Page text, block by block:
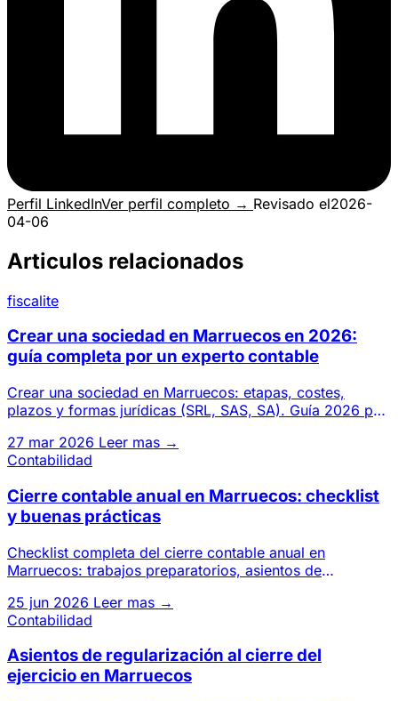
Perfil LinkedInVer perfil completo → Revisado el2026-
04-06
Articulos relacionados
fiscalite
Crear una sociedad en Marruecos en 2026:
guía completa por un experto contable
Crear una sociedad en Marruecos: etapas, costes,
plazos y formas jurídicas (SRL, SAS, SA). Guía 2026 por
27 mar 2026 Leer mas →
Contabilidad
Cierre contable anual en Marruecos: checklist
y buenas prácticas
Checklist completa del cierre contable anual en
Marruecos: trabajos preparatorios, asientos de
25 jun 2026 Leer mas →
Contabilidad
Asientos de regularización al cierre del
ejercicio en Marruecos